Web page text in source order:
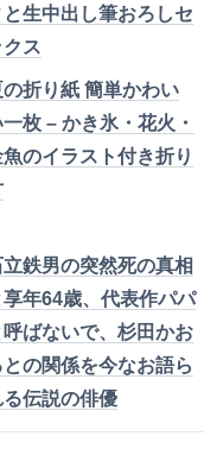
と生中出し筆おろしセ
クス
の折り紙 簡単かわい
一枚 – かき氷・花火・
のイラスト付き折り
立鉄男の突然死の真相
享年64歳、代表作パパ
呼ばないで、杉田かお
との関係を今なお語ら
る伝説の俳優